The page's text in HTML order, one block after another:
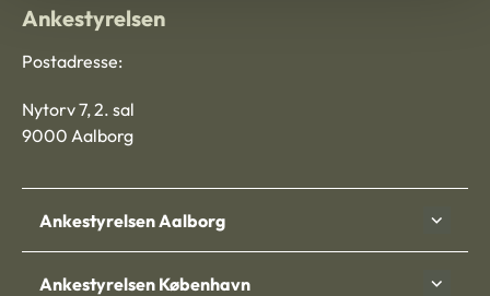
Ankestyrelsen
Postadresse:
Nytorv 7, 2. sal
9000 Aalborg
Ankestyrelsen Aalborg
Ankestyrelsen København